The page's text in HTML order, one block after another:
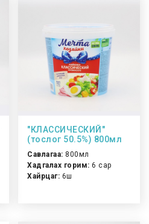
"КЛАССИЧЕСКИЙ"
(тослог 50.5%) 800мл
Савлагаа: 800мл
Хадгалах горим: 6 сар
Хайрцаг: 6ш